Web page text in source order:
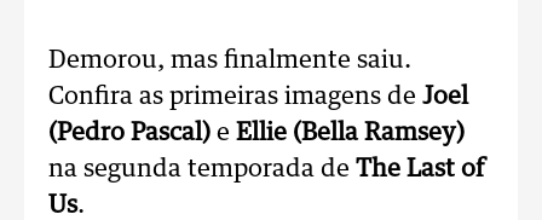
Demorou, mas finalmente saiu.
Confira as primeiras imagens de Joel
(Pedro Pascal) e Ellie (Bella Ramsey)
na segunda temporada de The Last of
Us.